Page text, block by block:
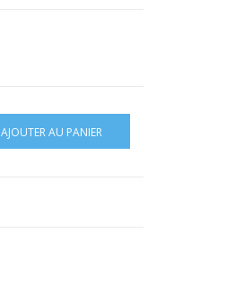
AJOUTER AU PANIER